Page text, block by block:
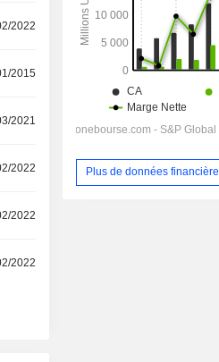
2022
2015
2021
2022
2022
2022
Plus de données